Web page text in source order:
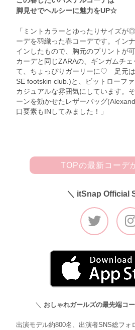
脚見せでヘルシーに魅力をUP☆
「ミントカラーとゆったりサイズが
ーデを羽織った春コーデです。イン
インしたもので、胸元のプリントが
カーデと同じZARAの、ギンガムチ
て、ちょっぴりガーリーに♡ 足元は
SE footskin club.)と、ビットローファ
カジュアルな雰囲気にしています。
ーンを効かせたレザーバッグ
口要素もINしてみました！」
TOPの最新コーデ
＼ itSnap Official
＼ おしゃれガールズの最先端コ
出演モデル約800名、出演者SNS総フォ